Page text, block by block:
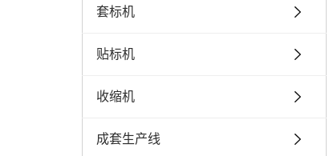
套标机
贴标机
收缩机
成套生产线